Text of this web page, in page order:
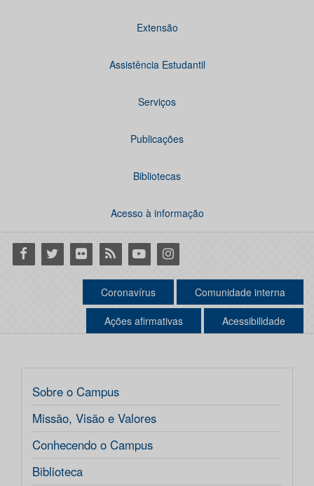
Extensão
Assistência Estudantil
Serviços
Publicações
Bibliotecas
Acesso à informação
Facebook
Twitter Flickr RSS YoutubeInstagram
Coronavírus Comunidade interna
Ações afirmativas Acessibilidade
Sobre o Campus
Missão, Visão e Valores
Conhecendo o Campus
Biblioteca